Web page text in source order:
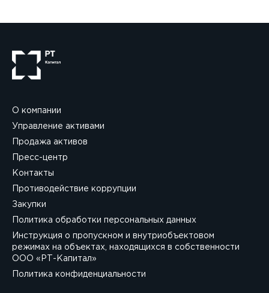
О компании
Управление активами
Продажа активов
Пресс-центр
Контакты
Противодействие коррупции
Закупки
Политика обработки персональных данных
Инструкция о пропускном и внутриобъектовом
режимах на объектах, находящихся в собственности
ООО «РТ-Капитал»
Политика конфиденциальности